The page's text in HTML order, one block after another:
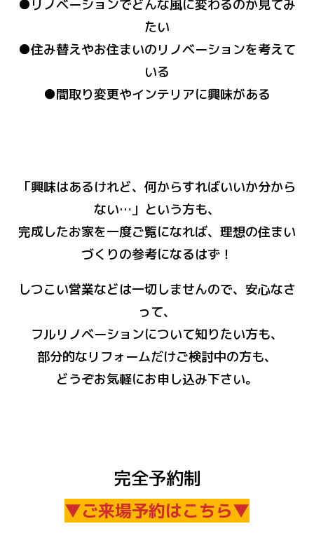
●リノベーションでどんな風に変わるのか見てみ
たい
●住み替えやお住まいのリノベーションを考えて
いる
●間取り変更やインテリアに興味がある
「興味はあるけれど、何からすればいいか分から
ない…」という方も、
完成したお家を一度ご覧になれば、理想の住まい
づくりの参考になるはず！
しつこい営業などは一切しませんので、安心なさ
って、
フルリノベーションについて知りたい方も、
部分的なリフォームだけご検討中の方も、
どうぞお気軽にお申し込み下さい。
完全予約制
▼ご来場予約はこちら▼